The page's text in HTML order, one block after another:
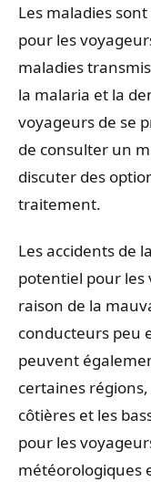
Les maladies
pour les
maladies
la malaria et la
voyageurs de se
de consulter un
discuter des
traitement.
Les accidents de
potentiel pour les
raison de la
conducteurs peu
peuvent
certaines
côtières et les
pour les
météorologiques